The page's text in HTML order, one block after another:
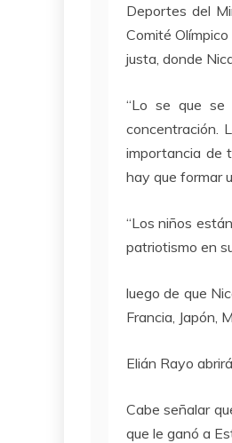
Deportes del
Comité
justa, donde
“Lo se que se
concentración.
importancia de
hay que formar
“Los niños
patriotismo en
luego de que
Francia, Japón,
Elián Rayo
Cabe señalar
que le ganó a